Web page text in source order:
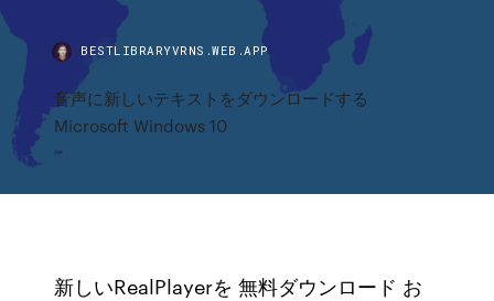
BESTLIBRARYVRNS.WEB.APP
音声に新しいテキストをダウンロードする
Microsoft Windows 10
新しいRealPlayerを 無料ダウンロード お